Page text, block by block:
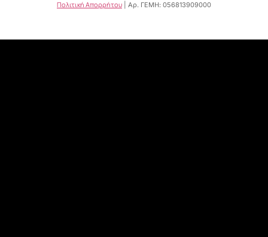
Πολιτική Απορρήτου | Αρ. ΓΕΜΗ: 056813909000